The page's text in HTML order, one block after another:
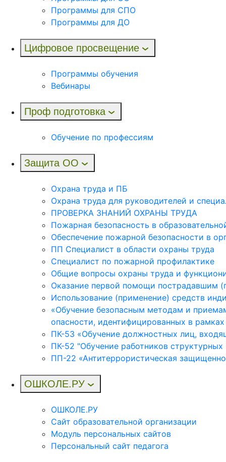
Программы для СПО
Программы для ДО
Цифровое просвещение
Программы обучения
Вебинары
Проф подготовка
Обучение по профессиям
Защита ОО
Охрана труда и ПБ
Охрана труда для руководителей и
ПРОВЕРКА ЗНАНИЙ ОХРАНЫ ТРУДА
Пожарная безопасность в
Обеспечение пожарной безопасности в
ПП Специалист в области охраны труда
Специалист по пожарной профилактике
Общие вопросы охраны труда и
Оказание первой помощи пострадавшим
Использование (применение) средств
«Обучение безопасным методам и
опасности, идентифицированных в
ПК-53 «Обучение должностных лиц,
ПК-52 "Обучение работников
ПП-22 «Антитеррористическая
ОШКОЛЕ.РУ
ОШКОЛЕ.РУ
Сайт образовательной организации
Модуль персональных сайтов
Персональный сайт педагога